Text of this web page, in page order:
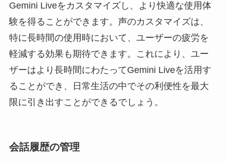
Gemini Liveをカスタマイズし、より快適な使用体
験を得ることができます。声のカスタマイズは、
特に長時間の使用時において、ユーザーの疲労を
軽減する効果も期待できます。これにより、ユー
ザーはより長時間にわたってGemini Liveを活用す
ることができ、日常生活の中でその利便性を最大
限に引き出すことができるでしょう。
会話履歴の管理